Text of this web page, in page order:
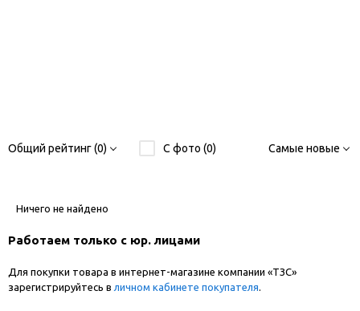
Общий рейтинг (0) С фото (0) Самые новые
Ничего не найдено
Работаем только с юр. лицами
Для покупки товара в интернет-магазине компании «ТЗС»
зарегистрируйтесь в личном кабинете покупателя.